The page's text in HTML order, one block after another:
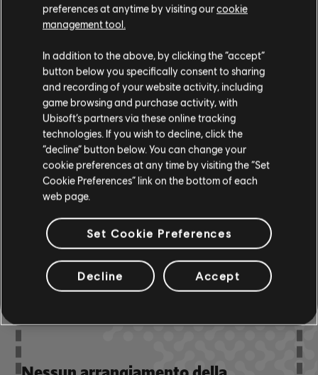
Strumento / Tipo di arr.
Accordi
& ARCHI
Bass Chart
ARRANGIAMENTI
DELLA COMMUNITY
preferences at anytime by visiting ourcookie
management tool.
In addition to the above, by clicking the “accept”
button below you specifically consent to sharing
and recording of your website activity, including
game browsing and purchase activity, with
Ubisoft’s partners via these online tracking
technologies. If you wish to decline, click the
“decline” button below. You can change your
cookie preferences at any time by visiting the “Set
Cookie Preferences” link on the bottom of each
web page.
Set Cookie Preferences
Decline Accept